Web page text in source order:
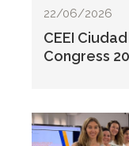
22/06/2026
CEEI
Congress